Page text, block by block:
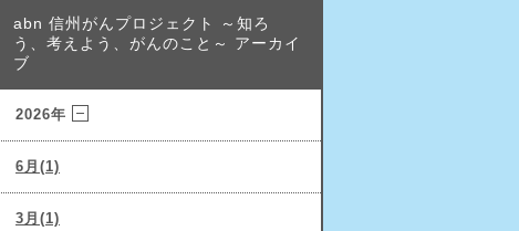
abn 信州がんプロジェクト ～知ろ
う、考えよう、がんのこと～ アーカイ
ブ
2026年
6月(1)
3月(1)